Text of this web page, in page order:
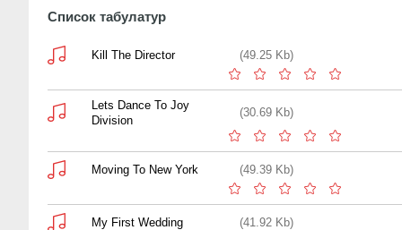
Список табулатур
Kill The Director (49.25 Kb)
Lets Dance To Joy
Division
(30.69 Kb)
Moving To New York (49.39 Kb)
My First Wedding (41.92 Kb)